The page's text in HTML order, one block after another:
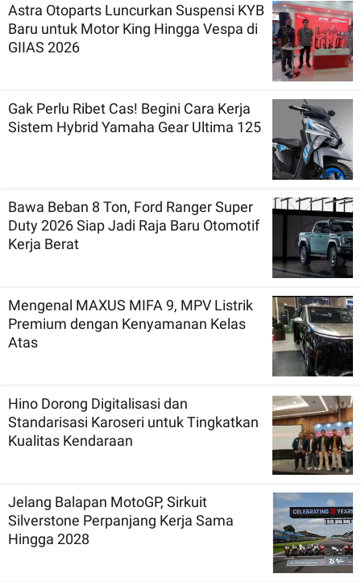
Astra Otoparts Luncurkan Suspensi KYB
Baru untuk Motor King Hingga Vespa di
GIIAS 2026
Gak Perlu Ribet Cas! Begini Cara Kerja
Sistem Hybrid Yamaha Gear Ultima 125
Bawa Beban 8 Ton, Ford Ranger Super
Duty 2026 Siap Jadi Raja Baru Otomotif
Kerja Berat
Mengenal MAXUS MIFA 9, MPV Listrik
Premium dengan Kenyamanan Kelas
Atas
Hino Dorong Digitalisasi dan
Standarisasi Karoseri untuk Tingkatkan
Kualitas Kendaraan
Jelang Balapan MotoGP, Sirkuit
Silverstone Perpanjang Kerja Sama
Hingga 2028